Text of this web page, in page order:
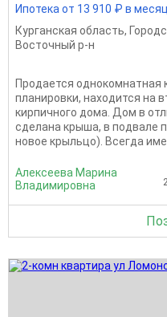
Ипотека от 13 910 ₽ в месяц
Курганская область,
Восточный р-н
Продается однокомнатная
планировки, находится на
кирпичного дома. Дом в
сделана крыша, в подвале
новое крыльцо). Всегда
Алексеева Марина
Владимировна